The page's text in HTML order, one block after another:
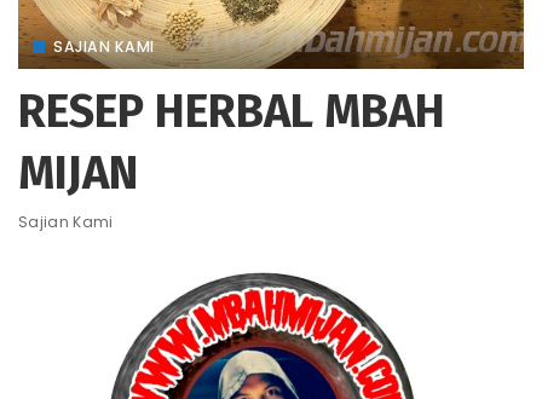
SAJIAN KAMI
RESEP HERBAL MBAH
MIJAN
Sajian Kami